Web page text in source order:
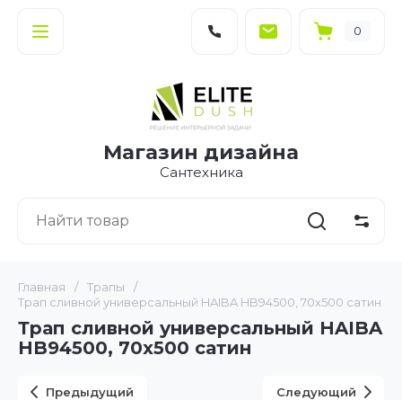
0
Магазин дизайна
Сантехника
Главная / Трапы
/
Трап сливной универсальный HAIBA HB94500, 70х500 сатин
Трап сливной универсальный HAIBA
HB94500, 70х500 сатин
Предыдущий Следующий